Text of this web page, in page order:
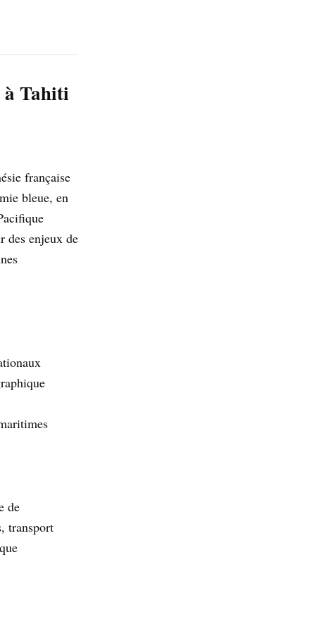
à Tahiti
française
bleue, en
des enjeux de
de
transport